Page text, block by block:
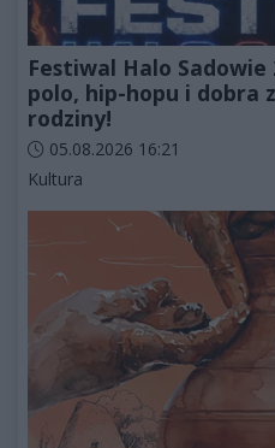
Festiwal Halo Sadowie
polo, hip-hopu i dobra
rodziny!
Data dodania artykułu:
05.08.2026 16:21
Kategorie artykułu:
Kultura